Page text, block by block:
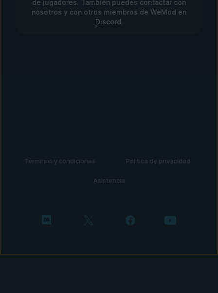
de jugadores. También puedes contactar con
nosotros y con otros miembros de WeMod en
Discord.
Términos y condiciones Politica de privacidad
Asistencia